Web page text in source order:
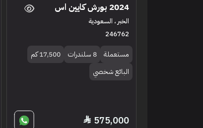
2024 بورش كايين اس
الخبر ، السعودية
246762
مستعملة 8 سلندرات
17,500 كم
البائع شخصي
575,000